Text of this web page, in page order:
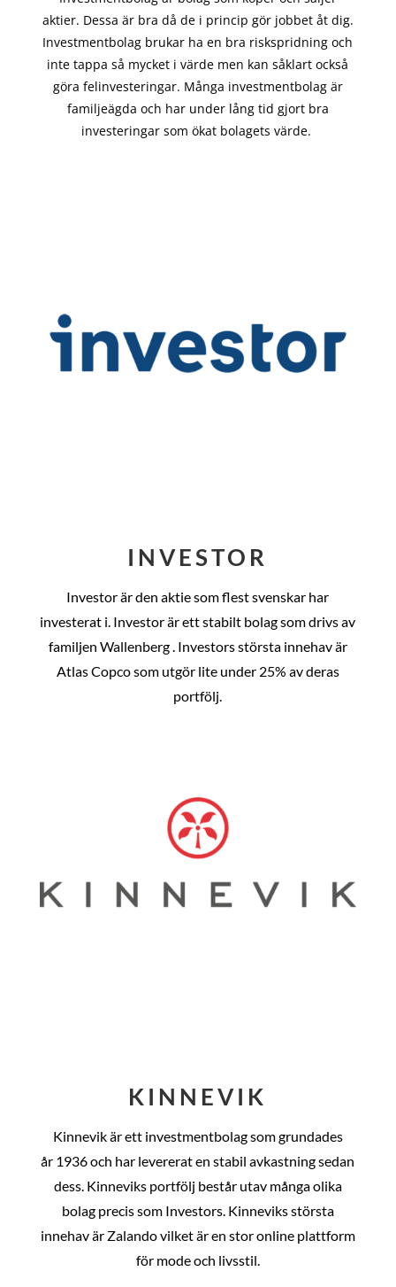
aktier. Dessa är bra då de i princip görjobbet åt dig.
Investmentbolag brukar ha en bra riskspridning och
inte tappa så mycket i värde men kan såklart också
göra felinvesteringar. Många investmentbolag är
familjeägda och har under lång tid gjort bra
investeringar som ökat bolagets värde.
INVESTOR
Investor är den aktie som flest svenskar har
investerat i. Investor är ett stabilt bolag som drivs av
familjen Wallenberg . Investors största innehav är
Atlas Copco som utgör lite under 25% av deras
portfölj.
KINNEVIK
Kinnevik är ett investmentbolag som grundades
år 1936 och har levererat en stabil avkastning sedan
dess. Kinneviks portfölj består utav många olika
bolag precis som Investors. Kinneviks största
innehav är Zalando vilket är en stor online plattform
för mode och livsstil.